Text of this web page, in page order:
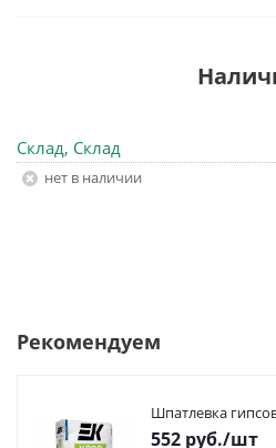
Склад, Склад
Нет в наличии
Рекомендуем
Шпатлевка
552 руб./шт